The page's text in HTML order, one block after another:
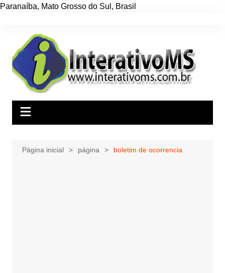
Paranaíba, Mato Grosso do Sul , Brasil
conteúdo
Página inicial página boletim de ocorrencia